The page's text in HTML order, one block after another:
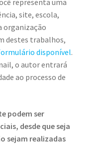
representa uma
site, escola,
organização
destes trabalhos,
disponível.
o autor entrará
ao processo de
podem ser
desde que seja
sejam realizadas